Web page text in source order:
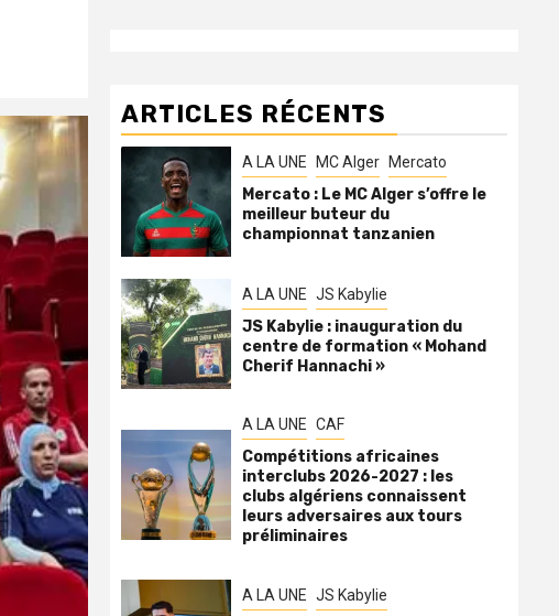
ARTICLES RÉCENTS
A LA UNE MC Alger Mercato
Mercato : Le MC Alger s’offre le
meilleur buteur du
championnat tanzanien
A LA UNE JS Kabylie
JS Kabylie : inauguration du
centre de formation « Mohand
Cherif Hannachi »
A LA UNE CAF
Compétitions africaines
interclubs 2026-2027 : les
clubs algériens connaissent
leurs adversaires aux tours
préliminaires
A LA UNE JS Kabylie